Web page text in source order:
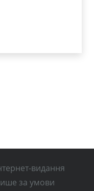
видання
за умови